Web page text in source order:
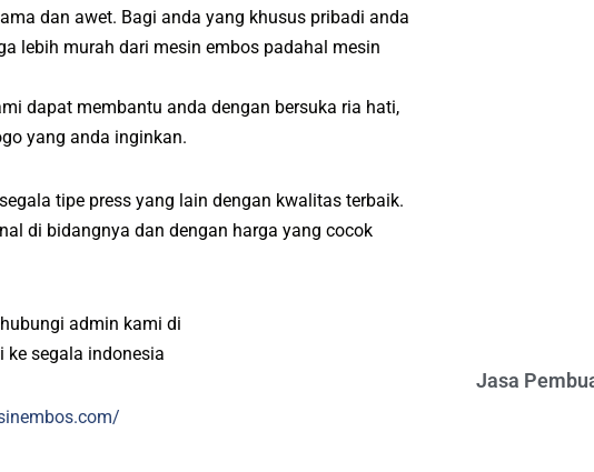
dan awet. Bagi anda yang khusus pribadi anda
lebih murah dari mesin embos padahal mesin
dapat membantu anda dengan bersuka ria hati,
yang anda inginkan.
tipe press yang lain dengan kwalitas terbaik.
di bidangnya dan dengan harga yang cocok
admin kami di
ke segala indonesia
Jasa